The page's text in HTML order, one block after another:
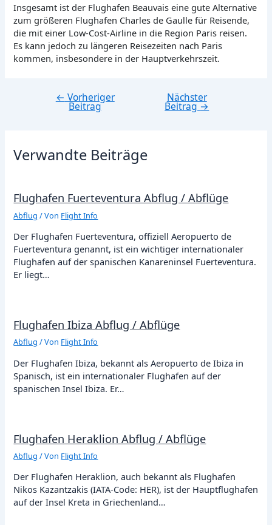
Insgesamt ist der Flughafen Beauvais eine gute Alternative
zum größeren Flughafen Charles de Gaulle für Reisende,
die mit einer Low-Cost-Airline in die Region Paris reisen.
Es kann jedoch zu längeren Reisezeiten nach Paris
kommen, insbesondere in der Hauptverkehrszeit.
Beitragsnavigation
← Vorheriger
Beitrag
Nächster
Beitrag→
Verwandte Beiträge
Flughafen Fuerteventura Abflug / Abflüge
Abflug / Von Flight Info
Der Flughafen Fuerteventura, offiziell Aeropuerto de
Fuerteventura genannt, ist ein wichtiger internationaler
Flughafen auf der spanischen Kanareninsel Fuerteventura.
Er liegt…
Flughafen Ibiza Abflug / Abflüge
Abflug / Von Flight Info
Der Flughafen Ibiza, bekannt als Aeropuerto de Ibiza in
Spanisch, ist ein internationaler Flughafen auf der
spanischen Insel Ibiza. Er…
Flughafen Heraklion Abflug / Abflüge
Abflug / Von Flight Info
Der Flughafen Heraklion, auch bekannt als Flughafen
Nikos Kazantzakis (IATA-Code: HER), ist der Hauptflughafen
auf der Insel Kreta in Griechenland…